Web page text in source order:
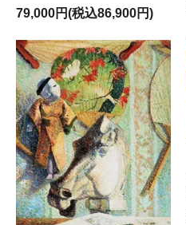
79,000円(税込86,900円)